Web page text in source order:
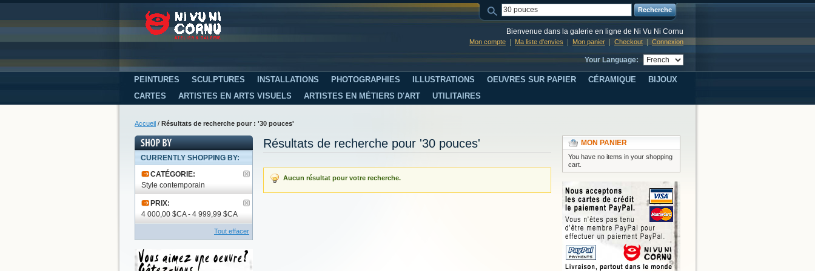
Recherche
Bienvenue dans la galerie en ligne de Ni Vu Ni Cornu
Mon compte Ma liste d'envies Mon panier Checkout Connexion
Your Language:
PEINTURES SCULPTURES INSTALLATIONS PHOTOGRAPHIES ILLUSTRATIONS OEUVRES SUR PAPIER CÉRAMIQUE
BIJOUX
CARTES
ARTISTES EN ARTS VISUELS ARTISTES EN MÉTIERS D'ART UTILITAIRES
Accueil / Résultats de recherche pour : '30 pouces'
Résultats de recherche pour '30 pouces'
Aucun résultat pour votre recherche.
CURRENTLY SHOPPING BY:
CATÉGORIE:
Style contemporain
PRIX:
4 000,00 $CA - 4 999,99 $CA
Tout effacer
MON PANIER
You have no items in your shopping
cart.